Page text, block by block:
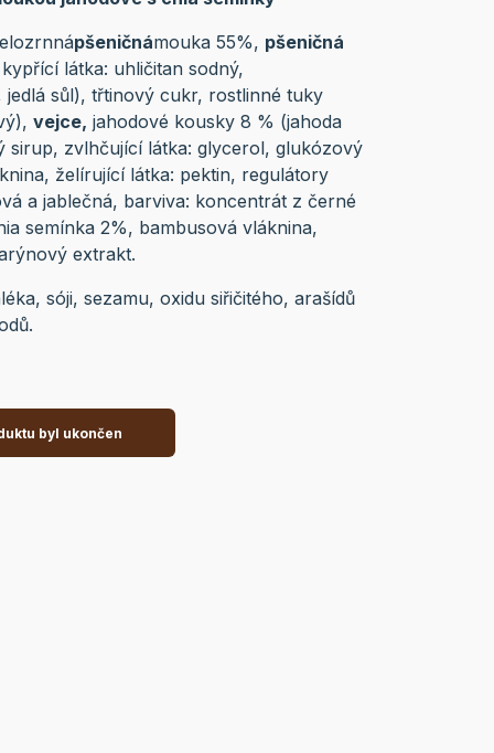
pšeničnámouka 55%, pšeničná
látka: uhličitan sodný,
jedlá sůl), třtinový cukr, rostlinné tuky
vejce, jahodové kousky 8 % (jahoda
zvlhčující látka: glycerol, glukózový
želírující látka: pektin, regulátory
a jablečná, barviva: koncentrát z černé
semínka 2%, bambusová vláknina,
extrakt.
sóji, sezamu, oxidu siřičitého, arašídů
byl ukončen